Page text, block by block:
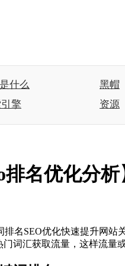
什么
擎
黑帽
资源
名优化分析
名SEO优化快速提升网站
词汇获取流量，这样流量